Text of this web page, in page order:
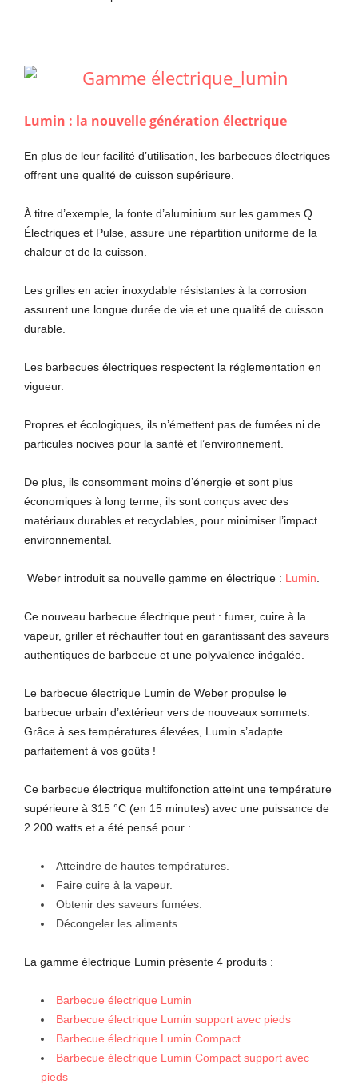
Lumin : la nouvelle génération électrique
En plus de leur facilité d’utilisation, les barbecues électriques
offrent une qualité de cuisson supérieure.
À titre d’exemple, la fonte d’aluminium sur les gammes Q
Électriques et Pulse, assure une répartition uniforme de la
chaleur et de la cuisson.
Les grilles en acier inoxydable résistantes à la corrosion
assurent une longue durée de vie et une qualité de cuisson
durable.
Les barbecues électriques respectent la réglementation en
vigueur.
Propres et écologiques, ils n’émettent pas de fumées ni de
particules nocives pour la santé et l’environnement.
De plus, ils consomment moins d’énergie et sont plus
économiques à long terme, ils sont conçus avec des
matériaux durables et recyclables, pour minimiser l’impact
environnemental.
Weber introduit sa nouvelle gamme en électrique : Lumin
Ce nouveau barbecue électrique peut : fumer, cuire à la
vapeur, griller et réchauffer tout en garantissant des saveurs
authentiques de barbecue et une polyvalence inégalée.
Le barbecue électrique Lumin de Weber propulse le
barbecue urbain d’extérieur vers de nouveaux sommets.
Grâce à ses températures élevées, Lumin s’adapte
parfaitement à vos goûts !
Ce barbecue électrique multifonction atteint une température
supérieure à 315 °C (en 15 minutes) avec une puissance de
2 200 watts et a été pensé pour :
Atteindre de hautes températures.
Faire cuire à la vapeur.
Obtenir des saveurs fumées.
Décongeler les aliments.
La gamme électrique Lumin présente 4 produits :
Barbecue électrique Lumin
Barbecue électrique Lumin support avec pieds
Barbecue électrique Lumin Compact
Barbecue électrique Lumin Compact support avec
pieds